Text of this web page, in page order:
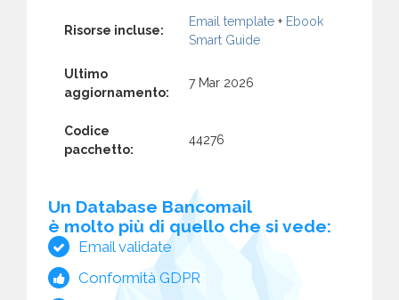
Risorse incluse:
Email template + Ebook
Smart Guide
Ultimo
aggiornamento:
7 Mar 2026
Codice
pacchetto:
44276
Un Database Bancomail
è molto più di quello che si vede:
Email validate
Conformità GDPR